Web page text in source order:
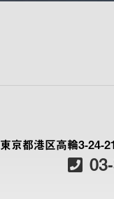
東京都港区高輪3-24-